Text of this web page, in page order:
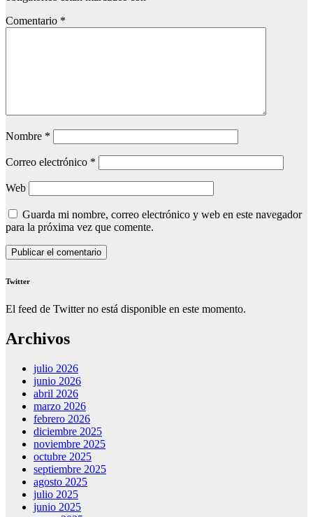
Comentario *
Nombre *
Correo electrónico *
Web
Guarda mi nombre, correo electrónico y web en este navegador
para la próxima vez que comente.
Twitter
El feed de Twitter no está disponible en este momento.
Archivos
julio 2026
junio 2026
abril 2026
marzo 2026
febrero 2026
diciembre 2025
noviembre 2025
octubre 2025
septiembre 2025
agosto 2025
julio 2025
junio 2025